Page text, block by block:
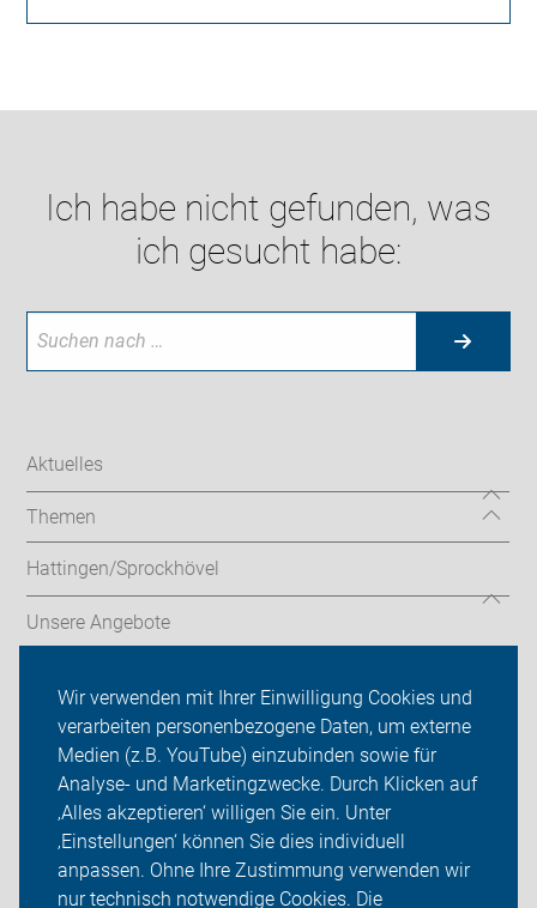
Wir verwenden mit Ihrer Einwilligung Cookies und
verarbeiten personenbezogene Daten, um externe
Medien (z.B. YouTube) einzubinden sowie für
Analyse- und Marketingzwecke. Durch Klicken auf
‚Alles akzeptieren‘ willigen Sie ein. Unter
‚Einstellungen‘ können Sie dies individuell
anpassen. Ohne Ihre Zustimmung verwenden wir
nur technisch notwendige Cookies. Die
Ich habe nicht gefunden, was
ich gesucht habe:
Aktuelles
Themen
Hattingen/Sprockhövel
Unsere Angebote
ADFC Ennepe-Ruhr
Sei dabei
Presse
Login